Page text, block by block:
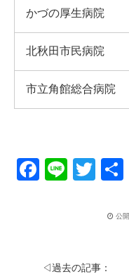
かづの厚生病院
北秋田市民病院
市立角館総合病院
F
b
Li
T
tt
公
◁過去の記事：